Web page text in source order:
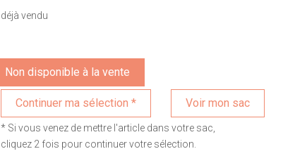
déjà vendu
Non disponible à la vente
Voir mon sac
* Si vous venez de mettre l'article dans votre sac,
cliquez 2 fois pour continuer votre sélection.